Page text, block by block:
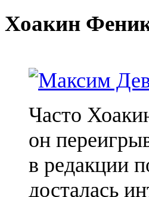
Хоакин
Часто
он
в редакции
досталась